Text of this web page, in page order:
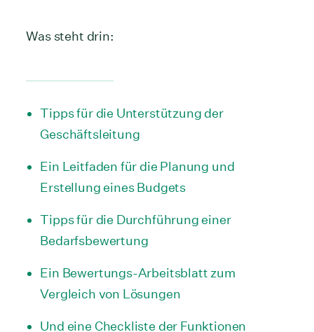
Was steht drin:
Tipps für die Unterstützung der
Geschäftsleitung
Ein Leitfaden für die Planung und
Erstellung eines Budgets
Tipps für die Durchführung einer
Bedarfsbewertung
Ein Bewertungs-Arbeitsblatt zum
Vergleich von Lösungen
Und eine Checkliste der Funktionen